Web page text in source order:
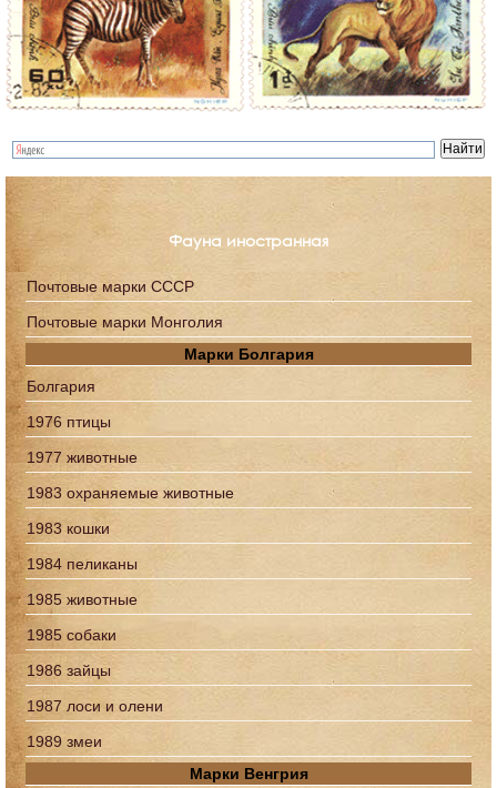
Фауна иностранная
Почтовые марки СССР
Почтовые марки Монголия
Марки Болгария
Болгария
1976 птицы
1977 животные
1983 охраняемые животные
1983 кошки
1984 пеликаны
1985 животные
1985 собаки
1986 зайцы
1987 лоси и олени
1989 змеи
Марки Венгрия